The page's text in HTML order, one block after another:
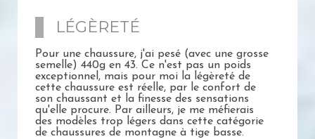
LÉGÈRETÉ
Pour une chaussure, j'ai pesé (avec une grosse
semelle) 440g en 43. Ce n'est pas un poids
exceptionnel, mais pour moi la légèreté de
cette chaussure est réelle, par le confort de
son chaussant et la finesse des sensations
qu'elle procure. Par ailleurs, je me méfierais
des modèles trop légers dans cette catégorie
de chaussures de montagne à tige basse.